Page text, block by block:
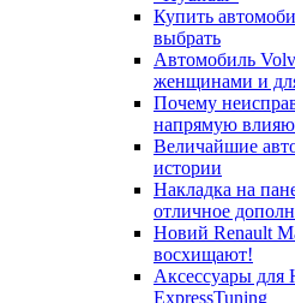
Купить
выбрать
Автомобиль
женщинами и
Почему
напрямую
Величайшие
истории
Накладка на
отличное
Новий Renault
восхищают!
Аксессуары для
ExpressTuning